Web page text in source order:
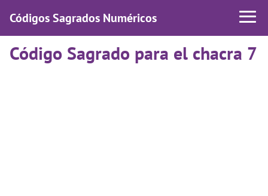
Códigos Sagrados Numéricos
Código Sagrado para el chacra 7